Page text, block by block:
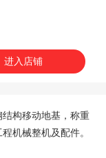
进入店铺
构移动地基，称重
机械整机及配件。